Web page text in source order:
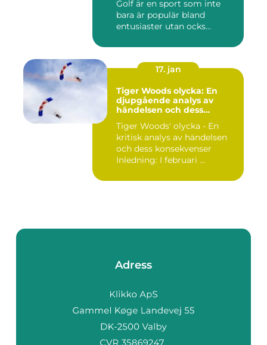
Golf är en sport som inte
bara är populär bland
entusiaster utan ocks...
17. jan
Tiger Woods olycka: En
djupgående analys av
händelsen och dess
Tiger Woods' olycka - En
kritisk analys av händelsen
och dess konsekvenser
Inledning: I februari ...
Adress